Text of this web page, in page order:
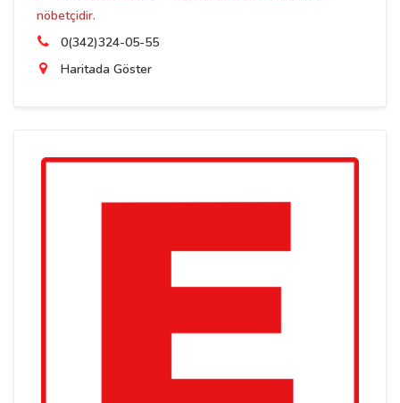
nöbetçidir.
0(342)324-05-55
Haritada Göster